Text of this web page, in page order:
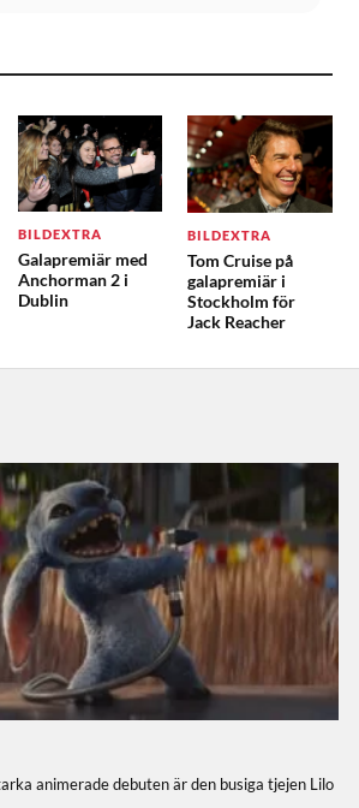
BILDEXTRA
Galapremiär med
Anchorman 2 i
Dublin
BILDEXTRA
Tom Cruise på
galapremiär i
Stockholm för
Jack Reacher